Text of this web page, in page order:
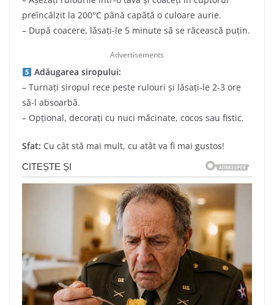
preîncălzit la 200°C până capătă o culoare aurie.
– După coacere, lăsați-le 5 minute să se răcească puțin.
Advertisements
Adăugarea siropului:
– Turnați siropul rece peste rulouri și lăsați-le 2-3 ore
să-l absoarbă.
– Opțional, decorați cu nuci măcinate, cocos sau fistic.
Sfat: Cu cât stă mai mult, cu atât va fi mai gustos!